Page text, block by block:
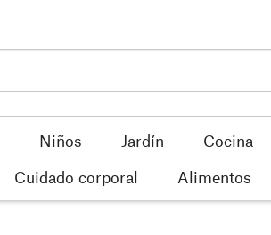
Niños Jardín Cocina
Cuidado corporal Alimentos